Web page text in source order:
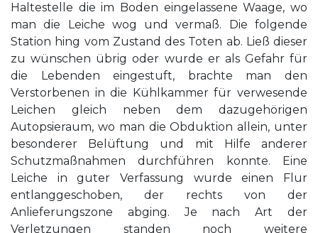
Haltestelle die im Boden eingelassene Waage, wo
man die Leiche wog und vermaß. Die folgende
Station hing vom Zustand des Toten ab. Ließ dieser
zu wünschen übrig oder wurde er als Gefahr für
die Lebenden eingestuft, brachte man den
Verstorbenen in die Kühlkammer für verwesende
Leichen gleich neben dem dazugehörigen
Autopsieraum, wo man die Obduktion allein, unter
besonderer Belüftung und mit Hilfe anderer
Schutzmaßnahmen durchführen konnte. Eine
Leiche in guter Verfassung wurde einen Flur
entlanggeschoben, der rechts von der
Anlieferungszone abging. Je nach Art der
Verletzungen standen noch weitere